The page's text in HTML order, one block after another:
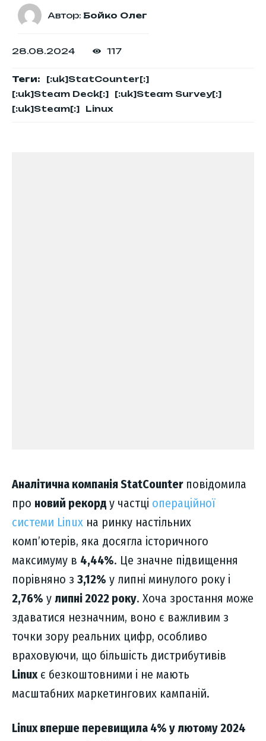
Автор: Бойко Олег
28.08.2024 117
Теги:
[:uk]StatCounter[:]
[:uk]Steam Deck[:]
[:uk]Steam Survey[:]
[:uk]Steam[:]
Linux
Аналітична компанія StatCounterповідомила
про новий рекорд у частці операційної
системи Linux на ринку настільних
комп’ютерів, яка досягла історичного
максимуму в 4,44%. Це значне підвищення
порівняно з 3,12% у липні минулого року і
2,76% у липні 2022 року. Хоча зростання може
здаватися незначним, воно є важливим з
точки зору реальних цифр, особливо
враховуючи, що більшість дистрибутивів
Linuxє безкоштовними і не мають
масштабних маркетингових кампаній.
Linux вперше перевищила 4% у лютому 2024